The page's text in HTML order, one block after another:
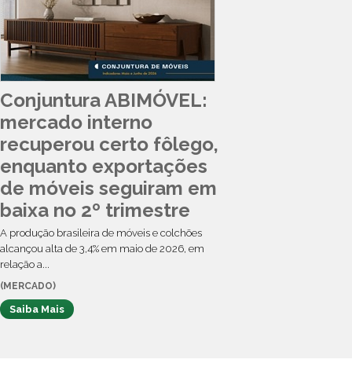
Conjuntura ABIMÓVEL:
mercado interno
recuperou certo fôlego,
enquanto exportações
de móveis seguiram em
baixa no 2º trimestre
A produção brasileira de móveis e colchões
alcançou alta de 3,4% em maio de 2026, em
relação a...
(MERCADO)
Saiba Mais